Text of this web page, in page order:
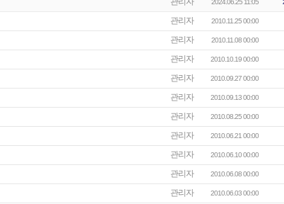
2024.06.25 11:05
관리자 2010.11.25 00:00
관리자 2010.11.08 00:00
관리자 2010.10.19 00:00
관리자 2010.09.27 00:00
관리자 2010.09.13 00:00
관리자 2010.08.25 00:00
관리자 2010.06.21 00:00
관리자 2010.06.10 00:00
관리자 2010.06.08 00:00
관리자 2010.06.03 00:00